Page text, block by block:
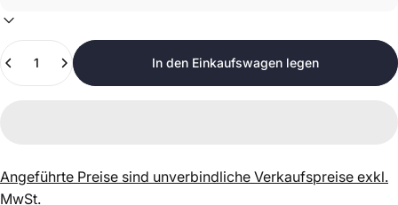
Anzahl
In den Einkaufswagen legen
Angeführte Preise sind unverbindliche Verkaufspreise exkl.
MwSt.